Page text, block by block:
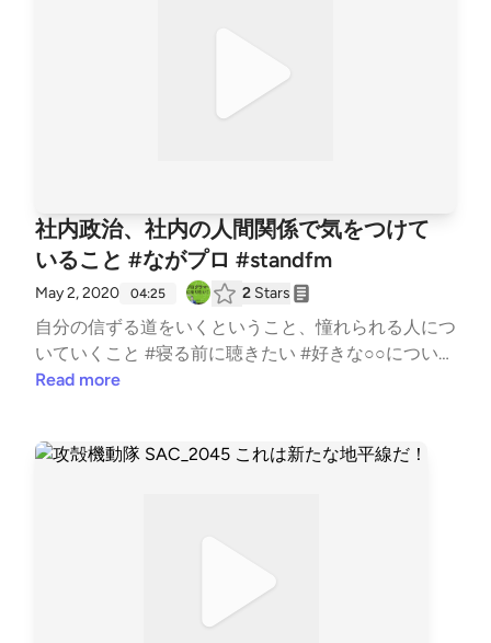
社内政治、社内の人間関係で気をつけて
いること #ながプロ #standfm
May 2, 2020 04:25 2 Stars
自分の信ずる道をいくということ、憧れられる人につ
いていくこと #寝る前に聴きたい #好きな○○について
語る #今日何した？ #はじめまして #プログラミング
Read more